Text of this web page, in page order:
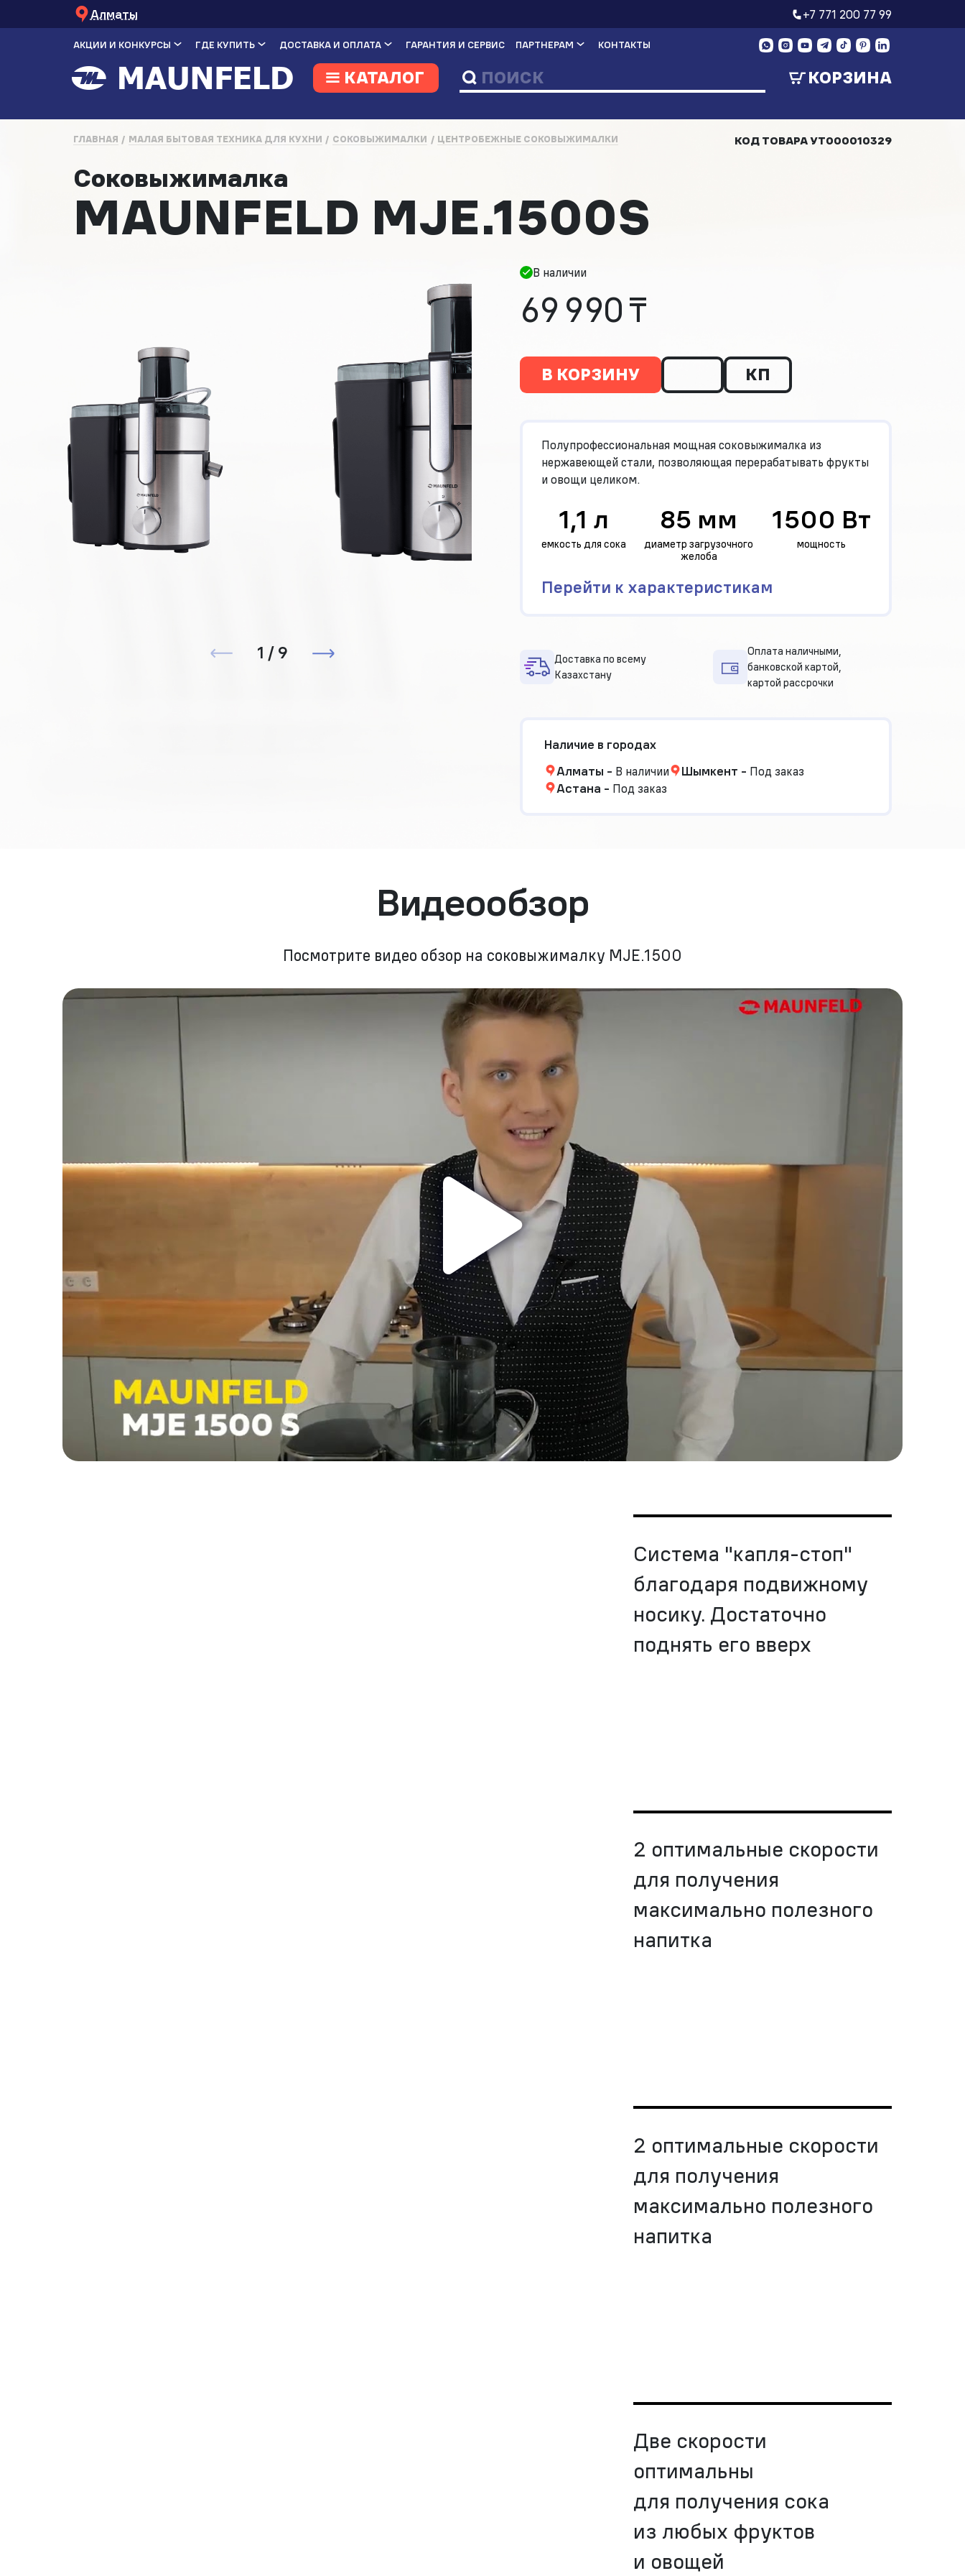
Алматы +7 771 200 77 99
АКЦИИ И КОНКУРСЫ ГДЕ КУПИТЬ ДОСТАВКА И ОПЛАТА ГАРАНТИЯ И СЕРВИС ПАРТНЕРАМ КОНТАКТЫ
КАТАЛОГ КОРЗИНА
ГЛАВНАЯ МАЛАЯ БЫТОВАЯ ТЕХНИКА ДЛЯ КУХНИ СОКОВЫЖИМАЛКИ ЦЕНТРОБЕЖНЫЕ СОКОВЫЖИМАЛКИ КОД ТОВАРАУТ000010329
Соковыжималка
MAUNFELD MJE.1500S
1 / 9
В наличии
69 990 ₸
В КОРЗИНУ КП
Полупрофессиональная мощная соковыжималка из
нержавеющей стали, позволяющая перерабатывать фрукты
и овощи целиком.
1,1 л
емкость для сока
85 мм
диаметр загрузочного
желоба
1500 Вт
мощность
Перейти к характеристикам
Доставка по всему
Казахстану
Оплата наличными,
банковской картой,
картой рассрочки
Наличие в городах
Алматы - В наличии Шымкент - Под заказ
Астана - Под заказ
Видеообзор
Посмотрите видео обзор на соковыжималку MJE.1500
Система "капля-стоп"
благодаря подвижному
носику. Достаточно
поднять его вверх
2 оптимальные скорости
для получения
максимально полезного
напитка
2 оптимальные скорости
для получения
максимально полезного
напитка
Две скорости
оптимальны
для получения сока
из любых фруктов
и овощей